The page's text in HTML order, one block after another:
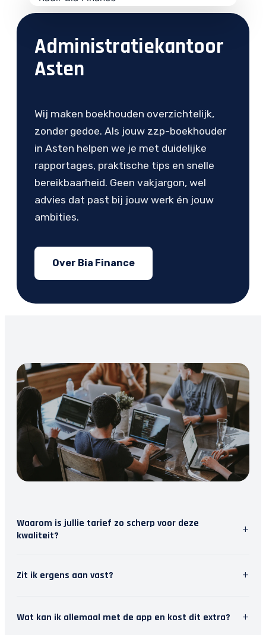
Administratiekantoor
Asten
Wij maken boekhouden overzichtelijk,
zonder gedoe. Als jouw zzp-boekhouder
in Asten helpen we je met duidelijke
rapportages, praktische tips en snelle
bereikbaarheid. Geen vakjargon, wel
advies dat past bij jouw werk én jouw
ambities.
Over Bia Finance
Waarom is jullie tarief zo scherp voor deze
kwaliteit?
+
werk te automatiseren, besparen we tijd. Die tijd
Zit ik ergens aan vast? +
abonnement maandelijks opzeggen. Het stopt dan
Wat kan ik allemaal met de app en kost dit extra? +